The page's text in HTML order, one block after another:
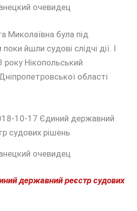
очевидец
Миколаївна була під
йшли судові слідчі дії. І
Нікопольський
області
очевидец
державний реєстр судових